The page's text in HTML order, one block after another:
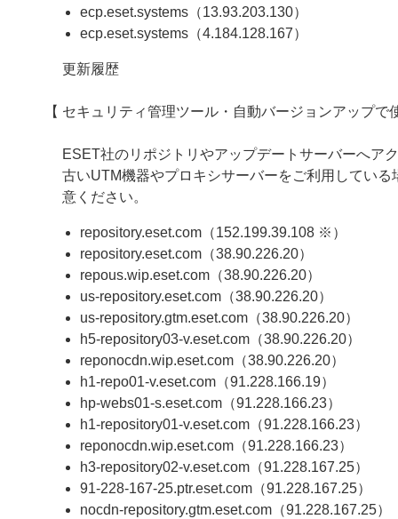
ecp.eset.systems（13.93.203.130）
ecp.eset.systems（4.184.128.167）
更新履歴
【 セキュリティ管理ツール・自動バージョンアップで
ESET社のリポジトリやアップデートサーバーへア
古いUTM機器やプロキシサーバーをご利用してい
意ください。
repository.eset.com（152.199.39.108 ※）
repository.eset.com（38.90.226.20）
repous.wip.eset.com（38.90.226.20）
us-repository.eset.com（38.90.226.20）
us-repository.gtm.eset.com（38.90.226.20）
h5-repository03-v.eset.com（38.90.226.20）
reponocdn.wip.eset.com（38.90.226.20）
h1-repo01-v.eset.com（91.228.166.19）
hp-webs01-s.eset.com（91.228.166.23）
h1-repository01-v.eset.com（91.228.166.23）
reponocdn.wip.eset.com（91.228.166.23）
h3-repository02-v.eset.com（91.228.167.25）
91-228-167-25.ptr.eset.com（91.228.167.25）
nocdn-repository.gtm.eset.com（91.228.167.25）